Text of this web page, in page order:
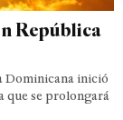
República
Dominicana inició
que se prolongará